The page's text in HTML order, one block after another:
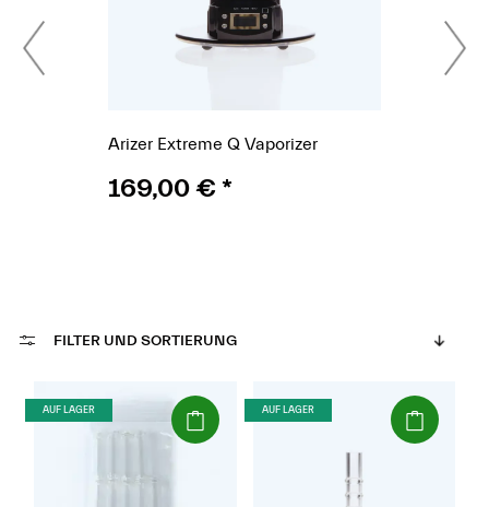
Arizer Extreme Q Vaporizer
169,00 €*
FILTER UND SORTIERUNG
AUF LAGER (Paket) AUF LAGER (Paket)